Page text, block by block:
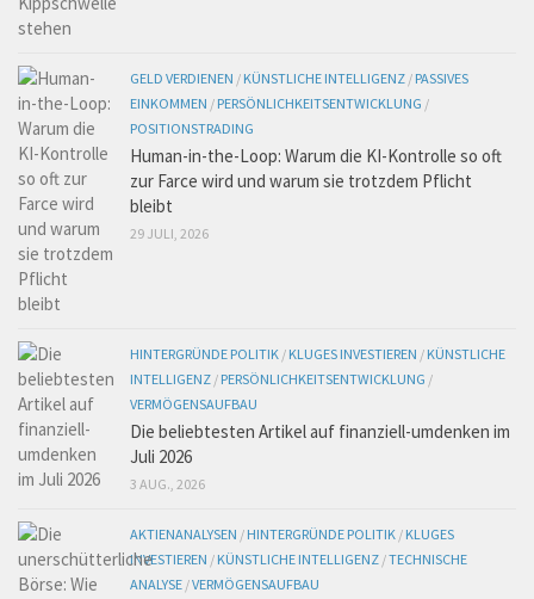
GELD VERDIENEN / KÜNSTLICHE INTELLIGENZ / PASSIVES
EINKOMMEN / PERSÖNLICHKEITSENTWICKLUNG /
POSITIONSTRADING
Human-in-the-Loop: Warum die KI-Kontrolle so oft
zur Farce wird und warum sie trotzdem Pflicht
bleibt
29 JULI, 2026
HINTERGRÜNDE POLITIK / KLUGES INVESTIEREN / KÜNSTLICHE
INTELLIGENZ / PERSÖNLICHKEITSENTWICKLUNG /
VERMÖGENSAUFBAU
Die beliebtesten Artikel auf finanziell-umdenken im
Juli 2026
3 AUG., 2026
AKTIENANALYSEN / HINTERGRÜNDE POLITIK / KLUGES
INVESTIEREN / KÜNSTLICHE INTELLIGENZ /TECHNISCHE
ANALYSE /VERMÖGENSAUFBAU